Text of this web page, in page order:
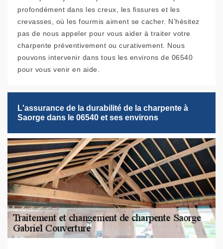
profondément dans les creux, les fissures et les
crevasses, où les fourmis aiment se cacher. N’hésitez
pas de nous appeler pour vous aider à traiter votre
charpente préventivement ou curativement. Nous
pouvons intervenir dans tous les environs de 06540
pour vous venir en aide.
L'assurance de la durabilité de la charpente à
Saorge dans le 06540 et ses environs